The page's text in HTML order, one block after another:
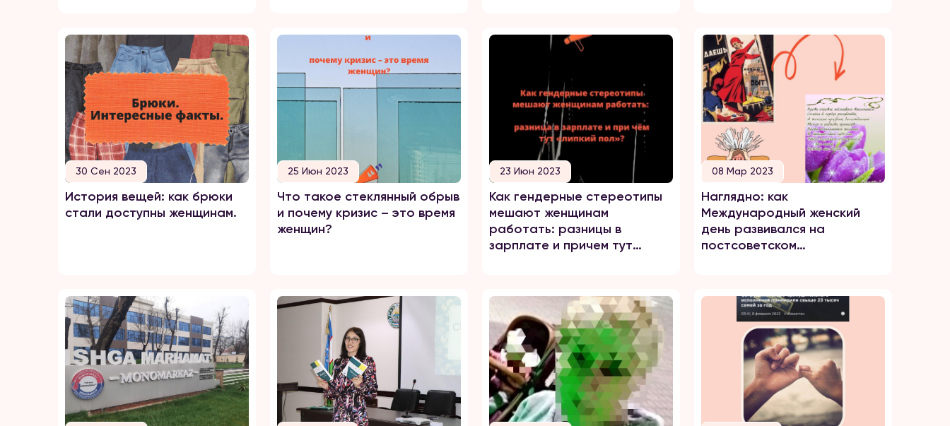
30 Сен 2023
История вещей: как брюки
стали доступны женщинам.
25 Июн 2023
Что такое стеклянный обрыв
и почему кризис – это время
женщин?
23 Июн 2023
Как гендерные стереотипы
мешают женщинам
работать: разницы в
зарплате и причем тут
08 Мар 2023
Наглядно: как
Международный женский
день развивался на
постсоветском